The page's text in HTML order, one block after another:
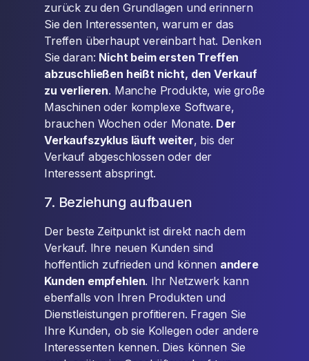
zurück zu den Grundlagen und erinnern
Sie den Interessenten, warum er das
Treffen überhaupt vereinbart hat. Denken
Sie daran: Nicht beim ersten Treffen
abzuschließen heißt nicht, den Verkauf
zu verlieren. Manche Produkte, wie große
Maschinen oder komplexe Software,
brauchen Wochen oder Monate. Der
Verkaufszyklus läuft weiter, bis der
Verkauf abgeschlossen oder der
Interessent abspringt.
7. Beziehung aufbauen
Der beste Zeitpunkt ist direkt nach dem
Verkauf. Ihre neuen Kunden sind
hoffentlich zufrieden und können andere
Kunden empfehlen. Ihr Netzwerk kann
ebenfalls von Ihren Produkten und
Dienstleistungen profitieren. Fragen Sie
Ihre Kunden, ob sie Kollegen oder andere
Interessenten kennen. Dies können Sie